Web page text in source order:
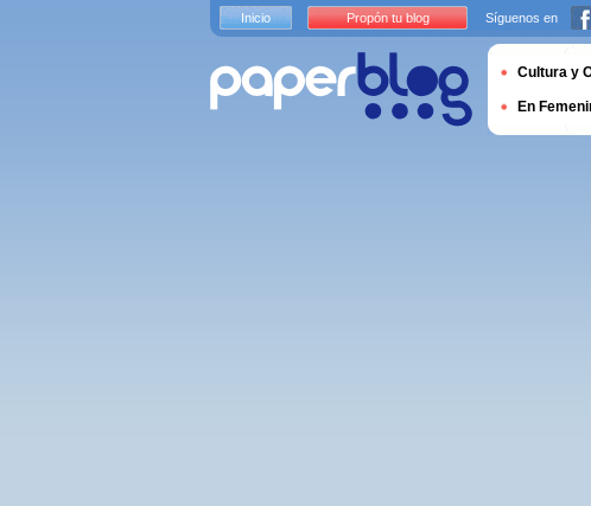
Inicio Propón tu blog Síguenos en
Cultura y
En